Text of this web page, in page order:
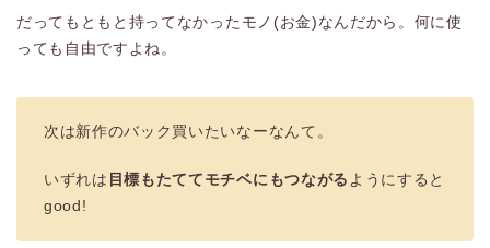
だってもともと持ってなかったモノ(お金)なんだから。何に使
っても自由ですよね。
次は新作のバック買いたいなーなんて。
いずれは 目標もたててモチベにもつながる ようにすると
good!